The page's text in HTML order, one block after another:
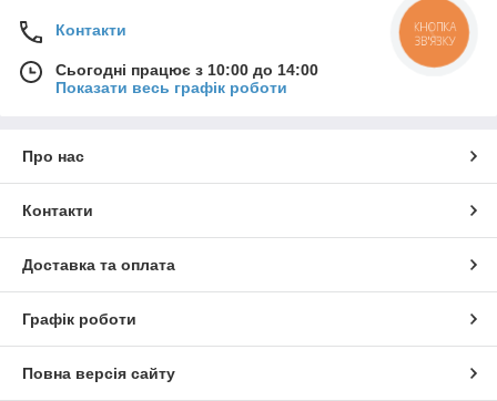
Контакти
Сьогодні працює з 10:00 до 14:00
Показати весь графік роботи
Про нас
Контакти
Доставка та оплата
Графік роботи
Повна версія сайту
КНОПКА
ЗВ'ЯЗКУ